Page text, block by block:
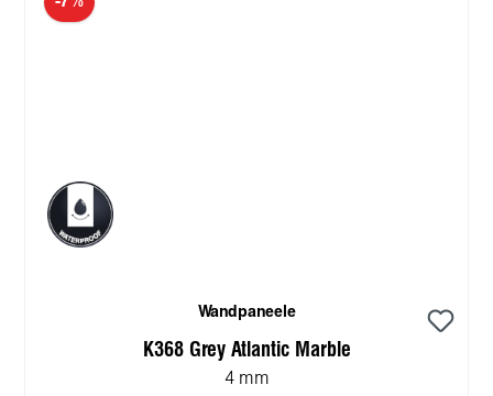
Wandpaneele
K368 Grey Atlantic Marble
4 mm